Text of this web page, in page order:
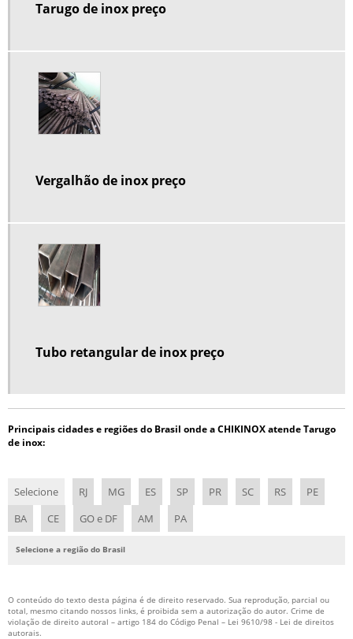
Tarugo de inox preço
Vergalhão de inox preço
Tubo retangular de inox preço
Principais cidades e regiões do Brasil onde a CHIKINOX atende Tarugo
de inox:
Selecione RJ MG ES SP PR SC RS
PE
BA
CE GO e DF AM PA
Selecione a região do Brasil
O conteúdo do texto desta página é de direito reservado. Sua reprodução, parcial ou
total, mesmo citando nossos links, é proibida sem a autorização do autor. Crime de
violação de direito autoral – artigo 184 do Código Penal – Lei 9610/98 - Lei de direitos
autorais.